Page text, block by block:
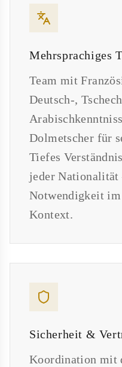
Mehrsprachiges
Team mit
Deutsch-,
Dolmetscher für
Tiefes
jeder
Notwendigkeit
Kontext.
Sicherheit &
Koordination mit